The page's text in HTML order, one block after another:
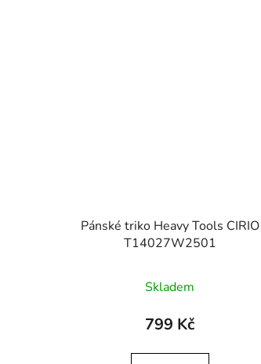
Pánské triko Heavy Tools CIRIO
T14027W2501
Skladem
799 Kč